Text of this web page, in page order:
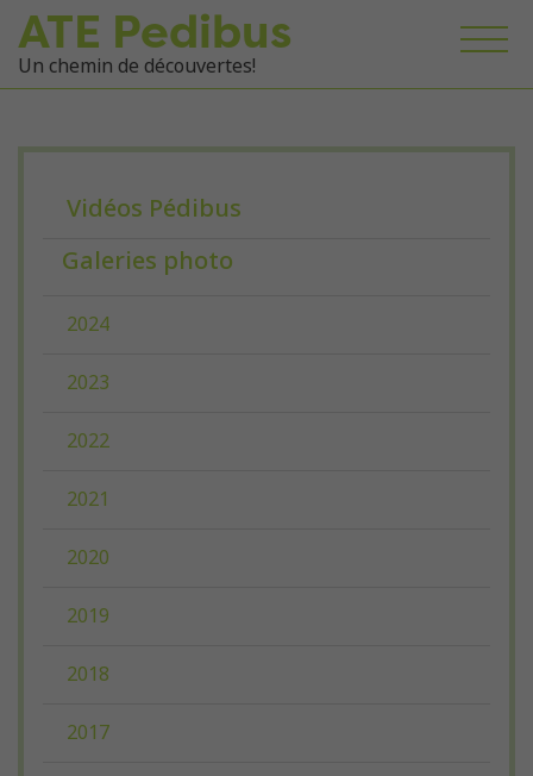
ATE Pedibus
Un chemin de découvertes!
Vidéos Pédibus
Galeries photo
2024
2023
2022
2021
2020
2019
2018
2017